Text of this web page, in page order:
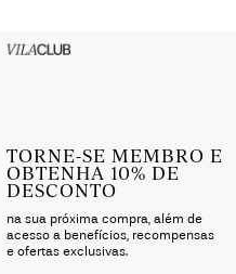
TORNE-SE MEMBRO E
OBTENHA 10% DE
DESCONTO
na sua próxima compra, além de
acesso a benefícios, recompensas
e ofertas exclusivas.